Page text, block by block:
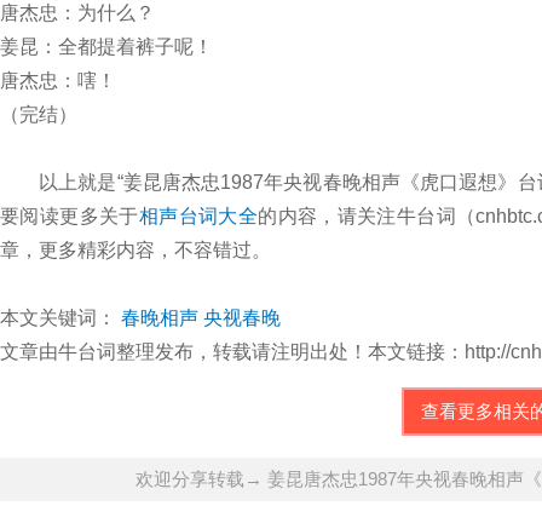
唐杰忠：为什么？
姜昆：全都提着裤子呢！
唐杰忠：嗐！
（完结）
以上就是“姜昆唐杰忠1987年央视春晚相声《虎口遐想》台
要阅读更多关于相声台词大全的内容，请关注牛台词（
章，更多精彩内容，不容错过。
本文关键词： 春晚相声 央视春晚
文章由牛台词整理发布，转载请注明出处！本文链接：http://
查看更多相关
欢迎分享转载→ 姜昆唐杰忠1987年央视春晚相声